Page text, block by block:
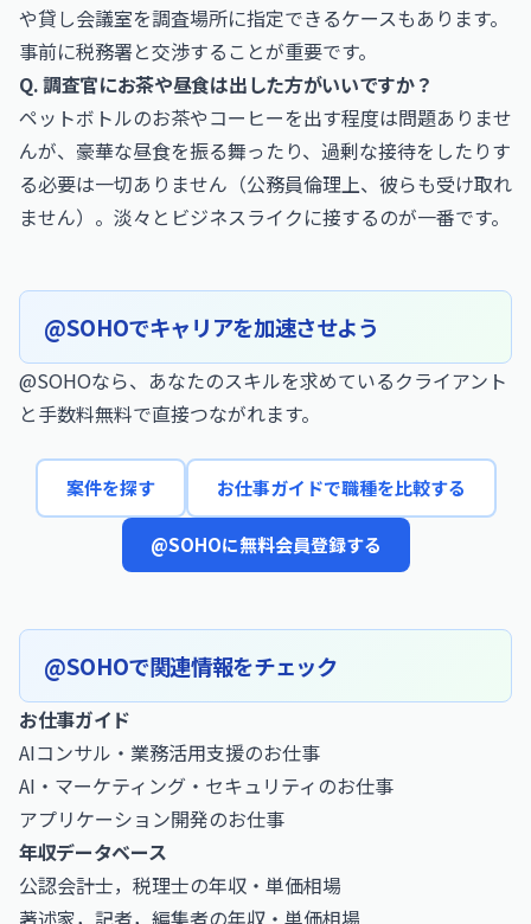
や貸し会議室を調査場所に指定できるケースもあります。
事前に税務署と交渉することが重要です。
Q. 調査官にお茶や昼食は出した方がいいですか？
ペットボトルのお茶やコーヒーを出す程度は問題ありませ
んが、豪華な昼食を振る舞ったり、過剰な接待をしたりす
る必要は一切ありません（公務員倫理上、彼らも受け取れ
ません）。淡々とビジネスライクに接するのが一番です。
@SOHOでキャリアを加速させよう
@SOHOなら、あなたのスキルを求めているクライアント
と手数料無料で直接つながれます。
案件を探す お仕事ガイドで職種を比較する
@SOHOに無料会員登録する
@SOHOで関連情報をチェック
お仕事ガイド
AIコンサル・業務活用支援のお仕事
AI・マーケティング・セキュリティのお仕事
アプリケーション開発のお仕事
年収データベース
公認会計士，税理士の年収・単価相場
著述家，記者，編集者の年収・単価相場